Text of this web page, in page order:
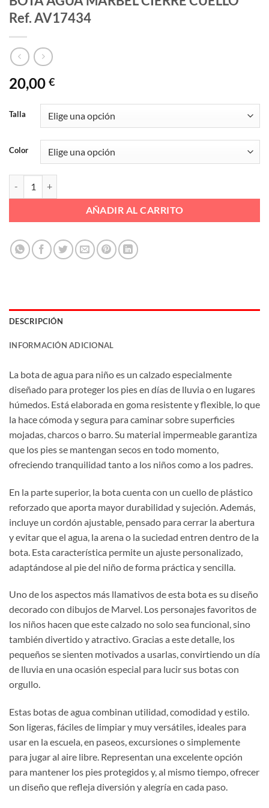
Ref. AV17434
20,00 €
Talla
Color
AÑADIR AL CARRITO
DESCRIPCIÓN
INFORMACIÓN ADICIONAL
La bota de agua para niño es un calzado especialmente
diseñado para proteger los pies en días de lluvia o en lugares
húmedos. Está elaborada en goma resistente y flexible, lo que
la hace cómoda y segura para caminar sobre superficies
mojadas, charcos o barro. Su material impermeable garantiza
que los pies se mantengan secos en todo momento,
ofreciendo tranquilidad tanto a los niños como a los padres.
En la parte superior, la bota cuenta con un cuello de plástico
reforzado que aporta mayor durabilidad y sujeción. Además,
incluye un cordón ajustable, pensado para cerrar la abertura
y evitar que el agua, la arena o la suciedad entren dentro de la
bota. Esta característica permite un ajuste personalizado,
adaptándose al pie del niño de forma práctica y sencilla.
Uno de los aspectos más llamativos de esta bota es su diseño
decorado con dibujos de Marvel. Los personajes favoritos de
los niños hacen que este calzado no solo sea funcional, sino
también divertido y atractivo. Gracias a este detalle, los
pequeños se sienten motivados a usarlas, convirtiendo un día
de lluvia en una ocasión especial para lucir sus botas con
orgullo.
Estas botas de agua combinan utilidad, comodidad y estilo.
Son ligeras, fáciles de limpiar y muy versátiles, ideales para
usar en la escuela, en paseos, excursiones o simplemente
para jugar al aire libre. Representan una excelente opción
para mantener los pies protegidos y, al mismo tiempo, ofrecer
un diseño que refleja diversión y alegría en cada paso.